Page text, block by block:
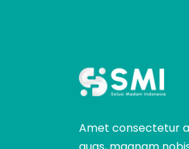
Amet consectetur